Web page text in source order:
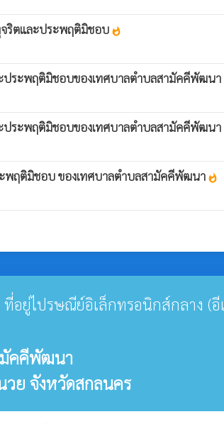
จริตและประพฤติมิชอบ whatshot
ะประพฤติมิชอบของเทศบาลตำบลสามัคคีพัฒน
ะประพฤติมิชอบของเทศบาลตำบลสามัคคีพัฒน
ะพฤติมิชอบ ของเทศบาลตำบลสามัคคีพัฒนา whatshot
ที่อยู่ไปรษณีย์อิเล็กทรอนิกส์กลาง (อี
มัคคีพัฒนา
วย จังหวัดสกลนคร